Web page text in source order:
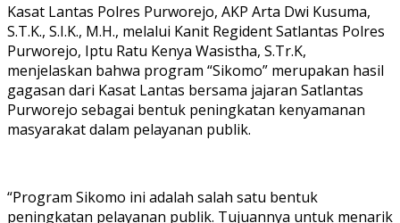
Kasat Lantas Polres Purworejo, AKP Arta Dwi Kusuma,
S.T.K., S.I.K., M.H., melalui Kanit Regident Satlantas Polres
Purworejo, Iptu Ratu Kenya Wasistha, S.Tr.K,
menjelaskan bahwa program “Sikomo” merupakan hasil
gagasan dari Kasat Lantas bersama jajaran Satlantas
Purworejo sebagai bentuk peningkatan kenyamanan
masyarakat dalam pelayanan publik.
“Program Sikomo ini adalah salah satu bentuk
peningkatan pelayanan publik. Tujuannya untuk menarik